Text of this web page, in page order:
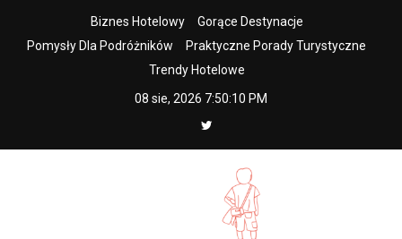
Biznes Hotelowy
Gorące Destynacje
Pomysły Dla Podróżników
Praktyczne Porady Turystyczne
Trendy Hotelowe
08 sie, 2026 7:50:11 PM